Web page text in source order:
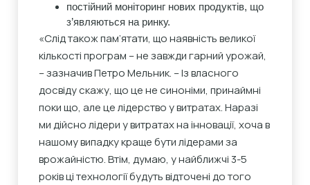
постійний моніторинг нових продуктів, що
з’являються на ринку.
«Слід також пам’ятати, що наявність великої
кількості програм – не завжди гарний урожай,
– зазначив Петро Мельник. – Із власного
досвіду скажу, що це не синоніми, принаймні
поки що, але це лідерство у витратах. Наразі
ми дійсно лідери у витратах на інновації, хоча в
нашому випадку краще бути лідерами за
врожайністю. Втім, думаю, у найближчі 3-5
років ці технології будуть відточені до того